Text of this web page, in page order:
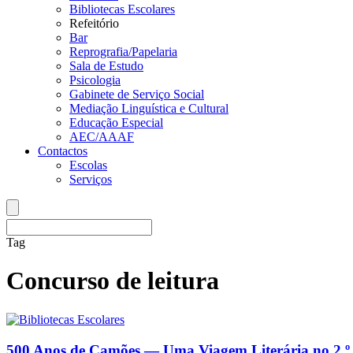
Bibliotecas Escolares
Refeitório
Bar
Reprografia/Papelaria
Sala de Estudo
Psicologia
Gabinete de Serviço Social
Mediação Linguística e Cultural
Educação Especial
AEC/AAAF
Contactos
Escolas
Serviços
Tag
Concurso de leitura